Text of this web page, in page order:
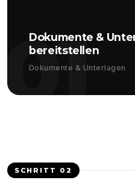
01
Dokumente &
bereitstellen
Dokumente & Unterlagen
SCHRITT 02